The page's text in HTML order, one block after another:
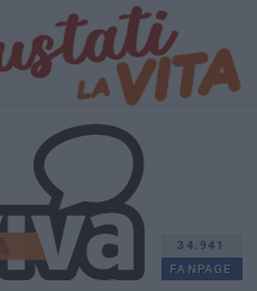
34.941
FANPAGE